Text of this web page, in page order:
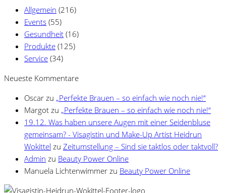
der
perfekte
Sommerlook
Allgemein (216)
Events (55)
Gesundheit (16)
Produkte (125)
Service (34)
Neueste Kommentare
Oscar zu „Perfekte Brauen – so einfach wie noch nie!“
Margot zu „Perfekte Brauen – so einfach wie noch nie!“
19.12. Was haben unsere Augen mit einer Seidenbluse
gemeinsam? - Visagistin und Make-Up Artist Heidrun
Wokittel zu Zeitumstellung – Sind sie taktlos oder taktvoll?
Admin zu Beauty Power Online
Manuela Lichtenwimmer zu Beauty Power Online